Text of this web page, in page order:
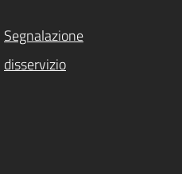
Segnalazione
disservizio